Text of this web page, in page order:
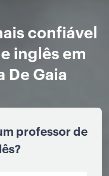
confiável
inglês em
De Gaia
professor de